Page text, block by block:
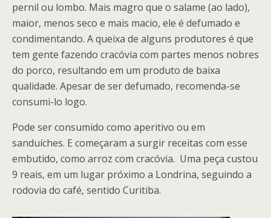
pernil ou lombo. Mais magro que o salame (ao lado),
maior, menos seco e mais macio, ele é defumado e
condimentando. A queixa de alguns produtores é que
tem gente fazendo cracóvia com partes menos nobres
do porco, resultando em um produto de baixa
qualidade. Apesar de ser defumado, recomenda-se
consumi-lo logo.
Pode ser consumido como aperitivo ou em
sanduíches. E começaram a surgir receitas com esse
embutido, como arroz com cracóvia. Uma peça custou
9 reais, em um lugar próximo a Londrina, seguindo a
rodovia do café, sentido Curitiba.